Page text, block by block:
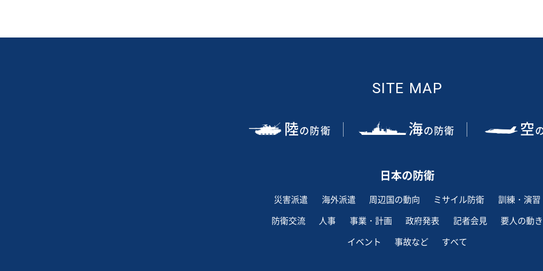
SITE MAP
陸の防衛 海の防衛 空
日本の防衛
災害派遣 海外派遣 周辺国の動向 ミサイル防衛
訓練・演習
防衛交流
人事 事業・計画 政府発表 記者会見
要人の動き
イベント
事故など すべて